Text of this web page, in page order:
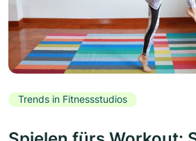
Trends in Fitnessstudios